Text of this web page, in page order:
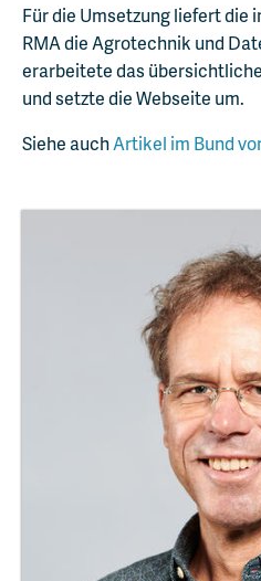
Für die Umsetzung liefert die
RMA die Agrotechnik und
erarbeitete das
und setzte die Webseite um.
Siehe auchArtikel im Bund